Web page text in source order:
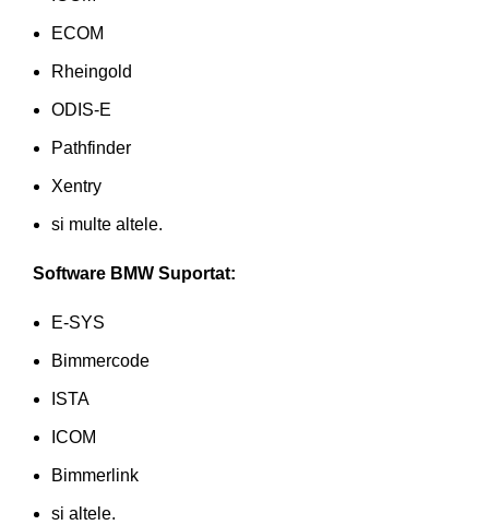
ECOM
Rheingold
ODIS-E
Pathfinder
Xentry
si multe altele.
Software BMW Suportat:
E-SYS
Bimmercode
ISTA
ICOM
Bimmerlink
si altele.